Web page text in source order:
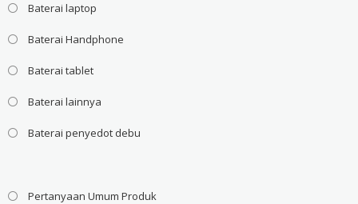
Baterai laptop
Baterai Handphone
Baterai tablet
Baterai lainnya
Baterai penyedot debu
Pertanyaan Umum Produk